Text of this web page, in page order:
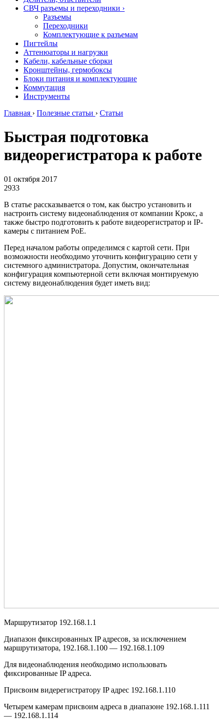
СВЧ разъемы и переходники ›
Разъемы
Переходники
Комплектующие к разъемам
Пигтейлы
Аттенюаторы и нагрузки
Кабели, кабельные сборки
Кронштейны, гермобоксы
Блоки питания и комплектующие
Коммутация
Инструменты
Главная › Полезные статьи › Статьи
Быстрая подготовка
видеорегистратора к работе
01 октября 2017
2933
В статье рассказывается о том, как быстро установить и
настроить систему видеонаблюдения от компании Крокс, а
также быстро подготовить к работе видеорегистратор и IP-
камеры с питанием PoE.
Перед началом работы определимся с картой сети. При
возможности необходимо уточнить конфигурацию сети у
системного администратора. Допустим, окончательная
конфигурация компьютерной сети включая монтируемую
систему видеонаблюдения будет иметь вид:
Маршрутизатор 192.168.1.1
Диапазон фиксированных IP адресов, за исключением
маршрутизатора, 192.168.1.100 — 192.168.1.109
Для видеонаблюдения необходимо использовать
фиксированные IP адреса.
Присвоим видерегистратору IP адрес 192.168.1.110
Четырем камерам присвоим адреса в диапазоне 192.168.1.111
— 192.168.1.114